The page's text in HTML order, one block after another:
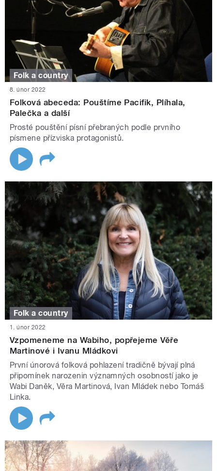
Folk a country
8. únor 2022
Folková abeceda: Pouštíme Pacifik, Plíhala,
Palečka a další
Prosté pouštění písní přebraných podle prvního
písmene přízviska protagonistů.
Folk a country
1. únor 2022
Vzpomeneme na Wabiho, popřejeme Věře
Martinové i Ivanu Mládkovi
První únorová folková pohlazení tradičně bývají plná
připomínek narozenin významných osobností jako je
Wabi Daněk, Věra Martinová, Ivan Mládek nebo Tomáš
Linka.